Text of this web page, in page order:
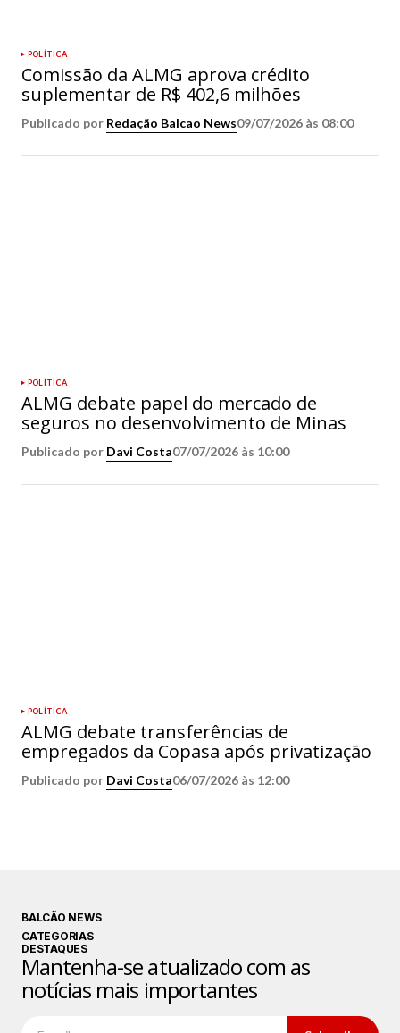
POLÍTICA
Comissão da ALMG aprova crédito
suplementar de R$ 402,6 milhões
Publicado por Redação Balcao News09/07/2026 às 08:00
POLÍTICA
ALMG debate papel do mercado de
seguros no desenvolvimento de Minas
Publicado por Davi Costa07/07/2026 às 10:00
POLÍTICA
ALMG debate transferências de
empregados da Copasa após privatização
Publicado por Davi Costa06/07/2026 às 12:00
BALCÃO NEWS
CATEGORIAS
DESTAQUES
Mantenha-se atualizado com as
notícias mais importantes